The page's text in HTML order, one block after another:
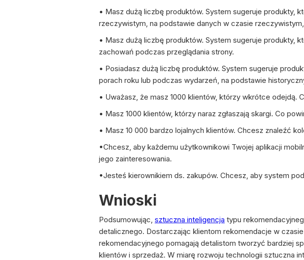
• Masz dużą liczbę produktów. System sugeruje produkty,
rzeczywistym, na podstawie danych w czasie
• Masz dużą liczbę produktów. System sugeruje produkty,
zachowań podczas przeglądania strony.
• Posiadasz dużą liczbę produktów. System sugeruje
porach roku lub podczas wydarzeń, na podstawie
• Uważasz, że masz 1000 klientów, którzy wkrótce odejdą.
• Masz 1000 klientów, którzy naraz zgłaszają skargi. Co
• Masz 10 000 bardzo lojalnych klientów. Chcesz znaleźć
•Chcesz, aby każdemu użytkownikowi Twojej aplikacji
jego zainteresowania.
•Jesteś kierownikiem ds. zakupów. Chcesz, aby system
Wnioski
Podsumowując, sztuczna inteligencja typu
detalicznego. Dostarczając klientom rekomendacje w
rekomendacyjnego pomagają detalistom tworzyć bardziej
klientów i sprzedaż. W miarę rozwoju technologii sztuczna